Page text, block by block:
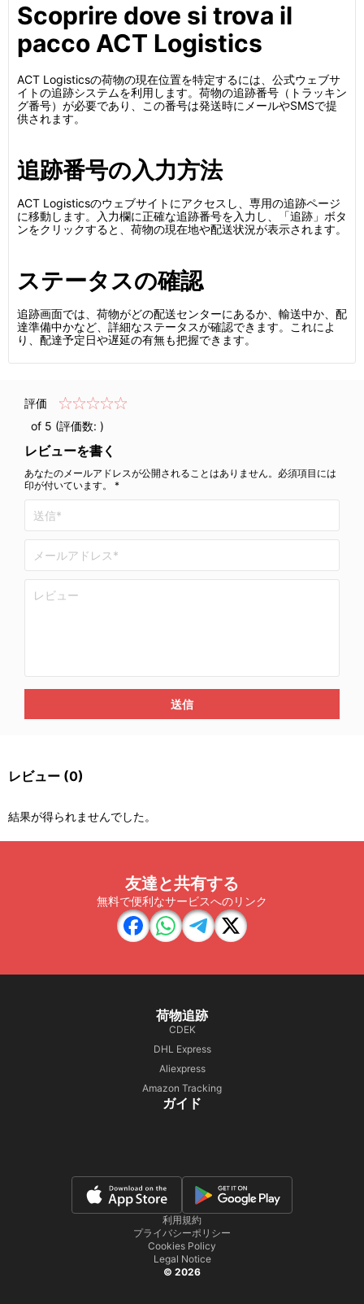
Scoprire dove si trova il
pacco ACT Logistics
ACT Logisticsの荷物の現在位置を特定するには、公式ウェブサ
イトの追跡システムを利用します。荷物の追跡番号（トラッキン
グ番号）が必要であり、この番号は発送時にメールやSMSで提
供されます。
追跡番号の入力方法
ACT Logisticsのウェブサイトにアクセスし、専用の追跡ページ
に移動します。入力欄に正確な追跡番号を入力し、「追跡」ボタ
ンをクリックすると、荷物の現在地や配送状況が表示されます。
ステータスの確認
追跡画面では、荷物がどの配送センターにあるか、輸送中か、配
達準備中かなど、詳細なステータスが確認できます。これによ
り、配達予定日や遅延の有無も把握できます。
評価
of 5 (評価数: )
レビューを書く
あなたのメールアドレスが公開されることはありません。必須項目には
印が付いています。 *
送信
レビュー (0)
結果が得られませんでした。
友達と共有する
無料で便利なサービスへのリンク
荷物追跡
CDEK
DHL Express
Aliexpress
Amazon Tracking
ガイド
利用規約
プライバシーポリシー
Cookies Policy
Legal Notice
© 2026